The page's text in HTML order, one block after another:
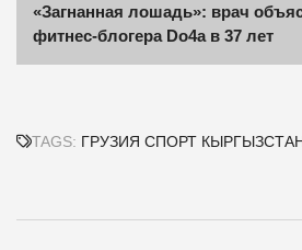
«Загнанная лошадь»: врач
фитнес-блогера Do4a в 37 лет
TAGS: ГРУЗИЯ СПОРТ